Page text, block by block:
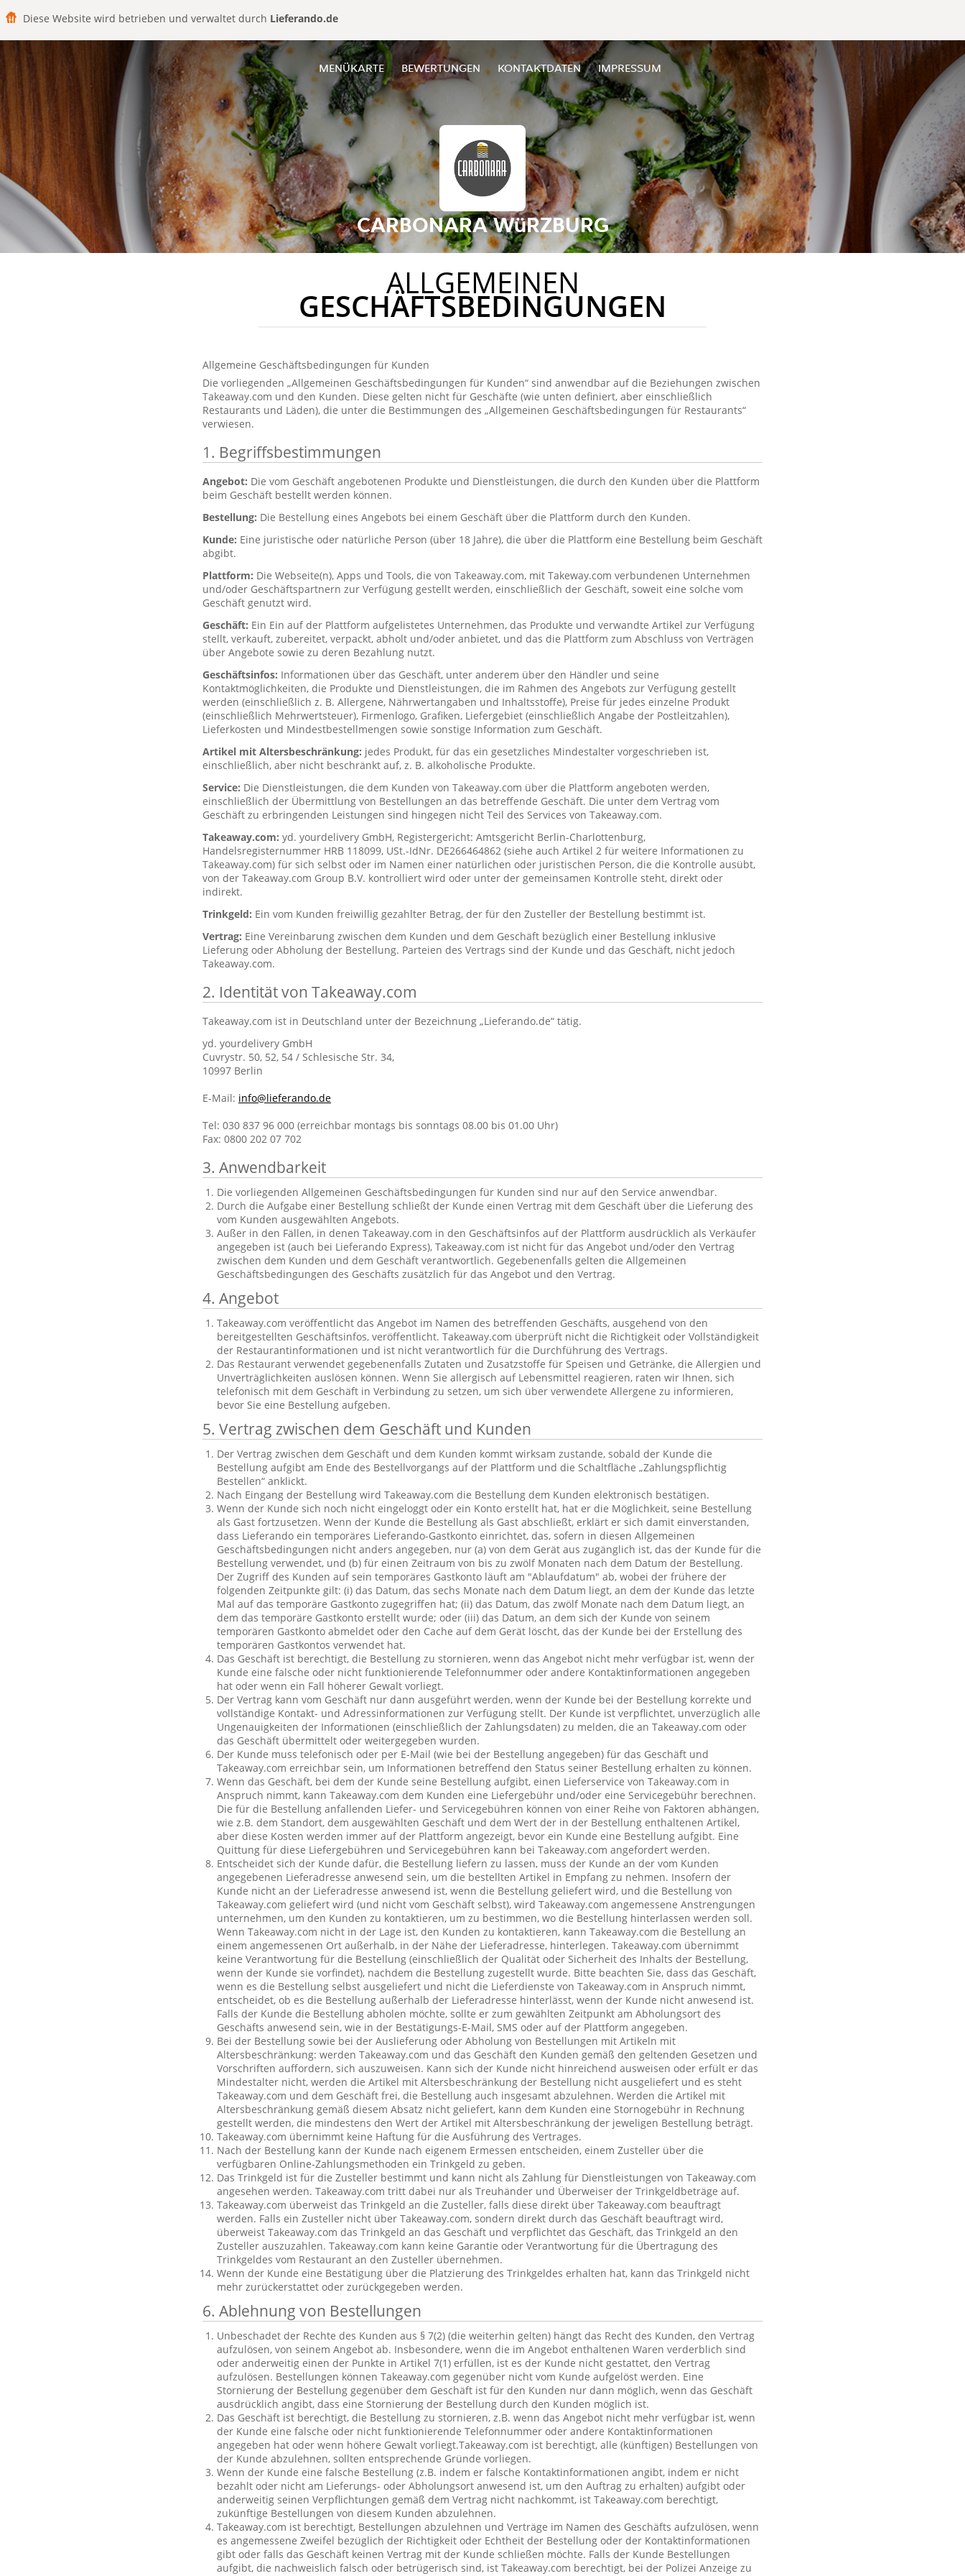
Diese Website wird betrieben und verwaltet durch Lieferando.de
MENÜKARTE BEWERTUNGEN KONTAKTDATEN IMPRESSUM
CARBONARA WüRZBURG
ALLGEMEINEN
GESCHÄFTSBEDINGUNGEN
Allgemeine Geschäftsbedingungen für Kunden
Die vorliegenden „Allgemeinen Geschäftsbedingungen für Kunden“ sind anwendbar auf die Beziehungen zwischen
Takeaway.com und den Kunden. Diese gelten nicht für Geschäfte (wie unten definiert, aber einschließlich
Restaurants und Läden), die unter die Bestimmungen des „Allgemeinen Geschäftsbedingungen für Restaurants“
verwiesen.
1. Begriffsbestimmungen
Angebot: Die vom Geschäft angebotenen Produkte und Dienstleistungen, die durch den Kunden über die Plattform
beim Geschäft bestellt werden können.
Bestellung: Die Bestellung eines Angebots bei einem Geschäft über die Plattform durch den Kunden.
Kunde: Eine juristische oder natürliche Person (über 18 Jahre), die über die Plattform eine Bestellung beim Geschäft
abgibt.
Plattform: Die Webseite(n), Apps und Tools, die von Takeaway.com, mit Takeway.com verbundenen Unternehmen
und/oder Geschäftspartnern zur Verfügung gestellt werden, einschließlich der Geschäft, soweit eine solche vom
Geschäft genutzt wird.
Geschäft: Ein Ein auf der Plattform aufgelistetes Unternehmen, das Produkte und verwandte Artikel zur Verfügung
stellt, verkauft, zubereitet, verpackt, abholt und/oder anbietet, und das die Plattform zum Abschluss von Verträgen
über Angebote sowie zu deren Bezahlung nutzt.
Geschäftsinfos: Informationen über das Geschäft, unter anderem über den Händler und seine
Kontaktmöglichkeiten, die Produkte und Dienstleistungen, die im Rahmen des Angebots zur Verfügung gestellt
werden (einschließlich z. B. Allergene, Nährwertangaben und Inhaltsstoffe), Preise für jedes einzelne Produkt
(einschließlich Mehrwertsteuer), Firmenlogo, Grafiken, Liefergebiet (einschließlich Angabe der Postleitzahlen),
Lieferkosten und Mindestbestellmengen sowie sonstige Information zum Geschäft.
Artikel mit Altersbeschränkung: jedes Produkt, für das ein gesetzliches Mindestalter vorgeschrieben ist,
einschließlich, aber nicht beschränkt auf, z. B. alkoholische Produkte.
Service: Die Dienstleistungen, die dem Kunden von Takeaway.com über die Plattform angeboten werden,
einschließlich der Übermittlung von Bestellungen an das betreffende Geschäft. Die unter dem Vertrag vom
Geschäft zu erbringenden Leistungen sind hingegen nicht Teil des Services von Takeaway.com.
Takeaway.com: yd. yourdelivery GmbH, Registergericht: Amtsgericht Berlin-Charlottenburg,
Handelsregisternummer HRB 118099, USt.-IdNr. DE266464862 (siehe auch Artikel 2 für weitere Informationen zu
Takeaway.com) für sich selbst oder im Namen einer natürlichen oder juristischen Person, die die Kontrolle ausübt,
von der Takeaway.com Group B.V. kontrolliert wird oder unter der gemeinsamen Kontrolle steht, direkt oder
indirekt.
Trinkgeld: Ein vom Kunden freiwillig gezahlter Betrag, der für den Zusteller der Bestellung bestimmt ist.
Vertrag: Eine Vereinbarung zwischen dem Kunden und dem Geschäft bezüglich einer Bestellung inklusive
Lieferung oder Abholung der Bestellung. Parteien des Vertrags sind der Kunde und das Geschäft, nicht jedoch
Takeaway.com.
2. Identität von Takeaway.com
Takeaway.com ist in Deutschland unter der Bezeichnung „Lieferando.de“ tätig.
yd. yourdelivery GmbH
Cuvrystr. 50, 52, 54 / Schlesische Str. 34,
10997 Berlin
E-Mail: info@lieferando.de
Tel: 030 837 96 000 (erreichbar montags bis sonntags 08.00 bis 01.00 Uhr)
Fax: 0800 202 07 702
3. Anwendbarkeit
Die vorliegenden Allgemeinen Geschäftsbedingungen für Kunden sind nur auf den Service anwendbar.
Durch die Aufgabe einer Bestellung schließt der Kunde einen Vertrag mit dem Geschäft über die Lieferung des
vom Kunden ausgewählten Angebots.
Außer in den Fällen, in denen Takeaway.com in den Geschäftsinfos auf der Plattform ausdrücklich als Verkäufer
angegeben ist (auch bei Lieferando Express), Takeaway.com ist nicht für das Angebot und/oder den Vertrag
zwischen dem Kunden und dem Geschäft verantwortlich. Gegebenenfalls gelten die Allgemeinen
Geschäftsbedingungen des Geschäfts zusätzlich für das Angebot und den Vertrag.
4. Angebot
Takeaway.com veröffentlicht das Angebot im Namen des betreffenden Geschäfts, ausgehend von den
bereitgestellten Geschäftsinfos, veröffentlicht. Takeaway.com überprüft nicht die Richtigkeit oder Vollständigkeit
der Restaurantinformationen und ist nicht verantwortlich für die Durchführung des Vertrags.
Das Restaurant verwendet gegebenenfalls Zutaten und Zusatzstoffe für Speisen und Getränke, die Allergien und
Unverträglichkeiten auslösen können. Wenn Sie allergisch auf Lebensmittel reagieren, raten wir Ihnen, sich
telefonisch mit dem Geschäft in Verbindung zu setzen, um sich über verwendete Allergene zu informieren,
bevor Sie eine Bestellung aufgeben.
5. Vertrag zwischen dem Geschäft und Kunden
Der Vertrag zwischen dem Geschäft und dem Kunden kommt wirksam zustande, sobald der Kunde die
Bestellung aufgibt am Ende des Bestellvorgangs auf der Plattform und die Schaltfläche „Zahlungspflichtig
Bestellen“ anklickt.
Nach Eingang der Bestellung wird Takeaway.com die Bestellung dem Kunden elektronisch bestätigen.
Wenn der Kunde sich noch nicht eingeloggt oder ein Konto erstellt hat, hat er die Möglichkeit, seine Bestellung
als Gast fortzusetzen. Wenn der Kunde die Bestellung als Gast abschließt, erklärt er sich damit einverstanden,
dass Lieferando ein temporäres Lieferando-Gastkonto einrichtet, das, sofern in diesen Allgemeinen
Geschäftsbedingungen nicht anders angegeben, nur (a) von dem Gerät aus zugänglich ist, das der Kunde für die
Bestellung verwendet, und (b) für einen Zeitraum von bis zu zwölf Monaten nach dem Datum der Bestellung.
Der Zugriff des Kunden auf sein temporäres Gastkonto läuft am "Ablaufdatum" ab, wobei der frühere der
folgenden Zeitpunkte gilt: (i) das Datum, das sechs Monate nach dem Datum liegt, an dem der Kunde das letzte
Mal auf das temporäre Gastkonto zugegriffen hat; (ii) das Datum, das zwölf Monate nach dem Datum liegt, an
dem das temporäre Gastkonto erstellt wurde; oder (iii) das Datum, an dem sich der Kunde von seinem
temporären Gastkonto abmeldet oder den Cache auf dem Gerät löscht, das der Kunde bei der Erstellung des
temporären Gastkontos verwendet hat.
Das Geschäft ist berechtigt, die Bestellung zu stornieren, wenn das Angebot nicht mehr verfügbar ist, wenn der
Kunde eine falsche oder nicht funktionierende Telefonnummer oder andere Kontaktinformationen angegeben
hat oder wenn ein Fall höherer Gewalt vorliegt.
Der Vertrag kann vom Geschäft nur dann ausgeführt werden, wenn der Kunde bei der Bestellung korrekte und
vollständige Kontakt- und Adressinformationen zur Verfügung stellt. Der Kunde ist verpflichtet, unverzüglich alle
Ungenauigkeiten der Informationen (einschließlich der Zahlungsdaten) zu melden, die an Takeaway.com oder
das Geschäft übermittelt oder weitergegeben wurden.
Der Kunde muss telefonisch oder per E-Mail (wie bei der Bestellung angegeben) für das Geschäft und
Takeaway.com erreichbar sein, um Informationen betreffend den Status seiner Bestellung erhalten zu können.
Wenn das Geschäft, bei dem der Kunde seine Bestellung aufgibt, einen Lieferservice von Takeaway.com in
Anspruch nimmt, kann Takeaway.com dem Kunden eine Liefergebühr und/oder eine Servicegebühr berechnen.
Die für die Bestellung anfallenden Liefer- und Servicegebühren können von einer Reihe von Faktoren abhängen,
wie z.B. dem Standort, dem ausgewählten Geschäft und dem Wert der in der Bestellung enthaltenen Artikel,
aber diese Kosten werden immer auf der Plattform angezeigt, bevor ein Kunde eine Bestellung aufgibt. Eine
Quittung für diese Liefergebühren und Servicegebühren kann bei Takeaway.com angefordert werden.
Entscheidet sich der Kunde dafür, die Bestellung liefern zu lassen, muss der Kunde an der vom Kunden
angegebenen Lieferadresse anwesend sein, um die bestellten Artikel in Empfang zu nehmen. Insofern der
Kunde nicht an der Lieferadresse anwesend ist, wenn die Bestellung geliefert wird, und die Bestellung von
Takeaway.com geliefert wird (und nicht vom Geschäft selbst), wird Takeaway.com angemessene Anstrengungen
unternehmen, um den Kunden zu kontaktieren, um zu bestimmen, wo die Bestellung hinterlassen werden soll.
Wenn Takeaway.com nicht in der Lage ist, den Kunden zu kontaktieren, kann Takeaway.com die Bestellung an
einem angemessenen Ort außerhalb, in der Nähe der Lieferadresse, hinterlegen. Takeaway.com übernimmt
keine Verantwortung für die Bestellung (einschließlich der Qualität oder Sicherheit des Inhalts der Bestellung,
wenn der Kunde sie vorfindet), nachdem die Bestellung zugestellt wurde. Bitte beachten Sie, dass das Geschäft,
wenn es die Bestellung selbst ausgeliefert und nicht die Lieferdienste von Takeaway.com in Anspruch nimmt,
entscheidet, ob es die Bestellung außerhalb der Lieferadresse hinterlässt, wenn der Kunde nicht anwesend ist.
Falls der Kunde die Bestellung abholen möchte, sollte er zum gewählten Zeitpunkt am Abholungsort des
Geschäfts anwesend sein, wie in der Bestätigungs-E-Mail, SMS oder auf der Plattform angegeben.
Bei der Bestellung sowie bei der Auslieferung oder Abholung von Bestellungen mit Artikeln mit
Altersbeschränkung: werden Takeaway.com und das Geschäft den Kunden gemäß den geltenden Gesetzen und
Vorschriften auffordern, sich auszuweisen. Kann sich der Kunde nicht hinreichend ausweisen oder erfült er das
Mindestalter nicht, werden die Artikel mit Altersbeschränkung der Bestellung nicht ausgeliefert und es steht
Takeaway.com und dem Geschäft frei, die Bestellung auch insgesamt abzulehnen. Werden die Artikel mit
Altersbeschränkung gemäß diesem Absatz nicht geliefert, kann dem Kunden eine Stornogebühr in Rechnung
gestellt werden, die mindestens den Wert der Artikel mit Altersbeschränkung der jeweligen Bestellung beträgt.
Takeaway.com übernimmt keine Haftung für die Ausführung des Vertrages.
Nach der Bestellung kann der Kunde nach eigenem Ermessen entscheiden, einem Zusteller über die
verfügbaren Online-Zahlungsmethoden ein Trinkgeld zu geben.
Das Trinkgeld ist für die Zusteller bestimmt und kann nicht als Zahlung für Dienstleistungen von Takeaway.com
angesehen werden. Takeaway.com tritt dabei nur als Treuhänder und Überweiser der Trinkgeldbeträge auf.
Takeaway.com überweist das Trinkgeld an die Zusteller, falls diese direkt über Takeaway.com beauftragt
werden. Falls ein Zusteller nicht über Takeaway.com, sondern direkt durch das Geschäft beauftragt wird,
überweist Takeaway.com das Trinkgeld an das Geschäft und verpflichtet das Geschäft, das Trinkgeld an den
Zusteller auszuzahlen. Takeaway.com kann keine Garantie oder Verantwortung für die Übertragung des
Trinkgeldes vom Restaurant an den Zusteller übernehmen.
Wenn der Kunde eine Bestätigung über die Platzierung des Trinkgeldes erhalten hat, kann das Trinkgeld nicht
mehr zurückerstattet oder zurückgegeben werden.
6. Ablehnung von Bestellungen
Unbeschadet der Rechte des Kunden aus § 7(2) (die weiterhin gelten) hängt das Recht des Kunden, den Vertrag
aufzulösen, von seinem Angebot ab. Insbesondere, wenn die im Angebot enthaltenen Waren verderblich sind
oder anderweitig einen der Punkte in Artikel 7(1) erfüllen, ist es der Kunde nicht gestattet, den Vertrag
aufzulösen. Bestellungen können Takeaway.com gegenüber nicht vom Kunde aufgelöst werden. Eine
Stornierung der Bestellung gegenüber dem Geschäft ist für den Kunden nur dann möglich, wenn das Geschäft
ausdrücklich angibt, dass eine Stornierung der Bestellung durch den Kunden möglich ist.
Das Geschäft ist berechtigt, die Bestellung zu stornieren, z.B. wenn das Angebot nicht mehr verfügbar ist, wenn
der Kunde eine falsche oder nicht funktionierende Telefonnummer oder andere Kontaktinformationen
angegeben hat oder wenn höhere Gewalt vorliegt.Takeaway.com ist berechtigt, alle (künftigen) Bestellungen von
der Kunde abzulehnen, sollten entsprechende Gründe vorliegen.
Wenn der Kunde eine falsche Bestellung (z.B. indem er falsche Kontaktinformationen angibt, indem er nicht
bezahlt oder nicht am Lieferungs- oder Abholungsort anwesend ist, um den Auftrag zu erhalten) aufgibt oder
anderweitig seinen Verpflichtungen gemäß dem Vertrag nicht nachkommt, ist Takeaway.com berechtigt,
zukünftige Bestellungen von diesem Kunden abzulehnen.
Takeaway.com ist berechtigt, Bestellungen abzulehnen und Verträge im Namen des Geschäfts aufzulösen, wenn
es angemessene Zweifel bezüglich der Richtigkeit oder Echtheit der Bestellung oder der Kontaktinformationen
gibt oder falls das Geschäft keinen Vertrag mit der Kunde schließen möchte. Falls der Kunde Bestellungen
aufgibt, die nachweislich falsch oder betrügerisch sind, ist Takeaway.com berechtigt, bei der Polizei Anzeige zu